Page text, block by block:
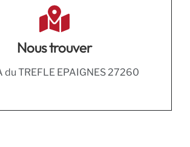
Nous trouver
du TREFLE EPAIGNES 27260